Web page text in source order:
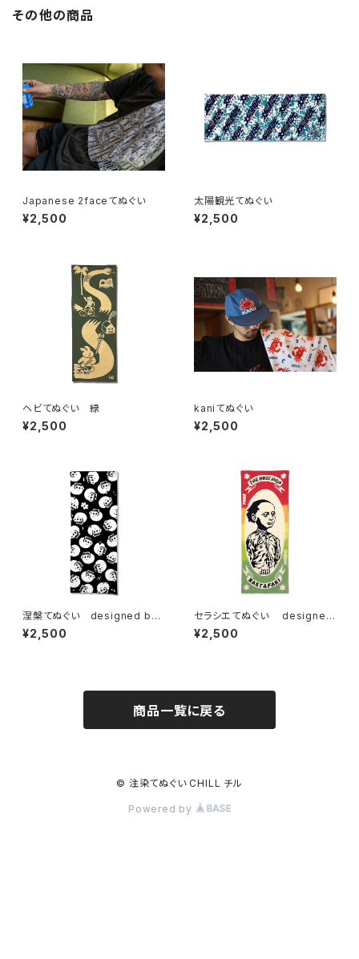
その他の商品
Japanese 2faceてぬぐい
¥2,500
太陽観光てぬぐい
¥2,500
ヘビてぬぐい 緑
¥2,500
kaniてぬぐい
¥2,500
涅槃てぬぐい designed by
hitotsume 黒
¥2,500
セラシエてぬぐい designed
by VOBAHEAD
¥2,500
商品一覧に戻る
© 注染てぬぐい CHILL チル
Powered by